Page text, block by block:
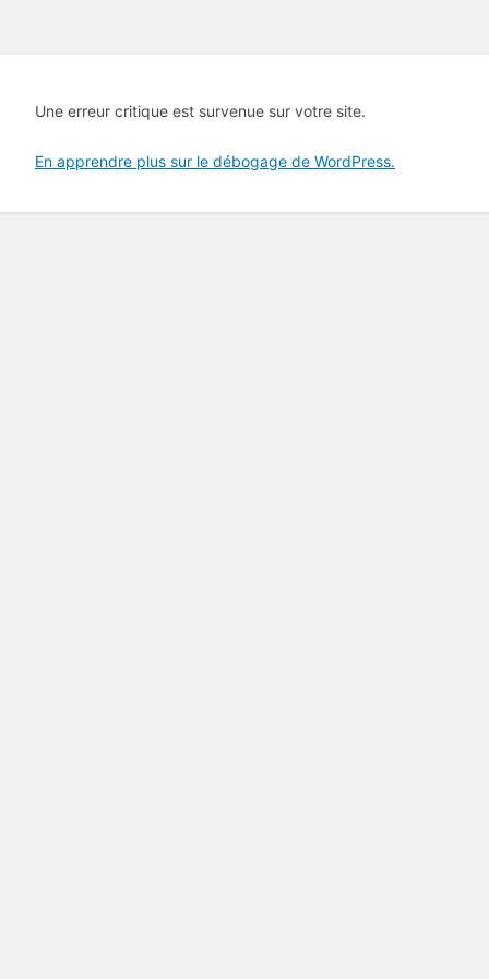
Une erreur critique est survenue sur votre site.
En apprendre plus sur le débogage de WordPress.